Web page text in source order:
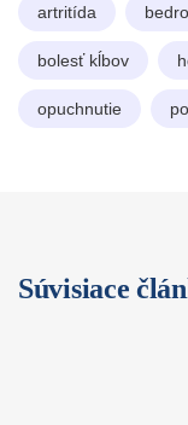
artritída
bolesť kĺbov
opuchnutie
Súvisiace